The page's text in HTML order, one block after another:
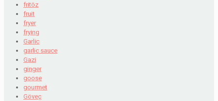
fritöz
fruit
fryer
frying
Garlic
garlic sauce
Gazi
ginger
goose
gourmet
Göveç